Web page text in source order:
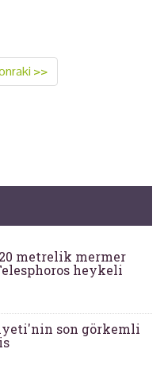
>>
metrelik mermer
heykeli
son görkemli